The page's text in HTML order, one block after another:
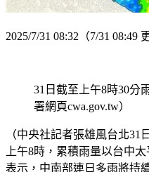
2025/7/31 08:32 （7/31 08:49
31日截至上午8時30分
署網頁cwa.gov.tw）
（中央社記者張雄風台北
上午8時，累積雨量以台中
表示，中南部連日多雨將持